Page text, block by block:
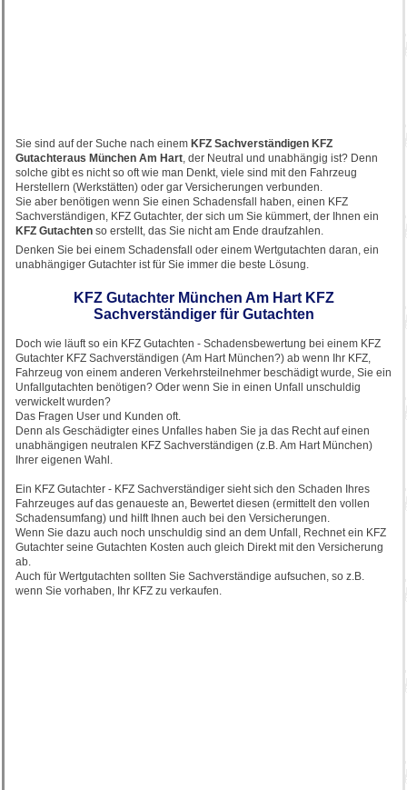
Sie sind auf der Suche nach einem KFZ Sachverständigen KFZ
Gutachteraus München Am Hart, der Neutral und unabhängig ist? Denn
solche gibt es nicht so oft wie man Denkt, viele sind mit den Fahrzeug
Herstellern (Werkstätten) oder gar Versicherungen verbunden.
Sie aber benötigen wenn Sie einen Schadensfall haben, einen KFZ
Sachverständigen, KFZ Gutachter, der sich um Sie kümmert, der Ihnen ein
KFZ Gutachten so erstellt, das Sie nicht am Ende draufzahlen.
Denken Sie bei einem Schadensfall oder einem Wertgutachten daran, ein
unabhängiger Gutachter ist für Sie immer die beste Lösung.
KFZ Gutachter München Am Hart KFZ
Sachverständiger für Gutachten
Doch wie läuft so ein KFZ Gutachten - Schadensbewertung bei einem KFZ
Gutachter KFZ Sachverständigen (Am Hart München?) ab wenn Ihr KFZ,
Fahrzeug von einem anderen Verkehrsteilnehmer beschädigt wurde, Sie ein
Unfallgutachten benötigen? Oder wenn Sie in einen Unfall unschuldig
verwickelt wurden?
Das Fragen User und Kunden oft.
Denn als Geschädigter eines Unfalles haben Sie ja das Recht auf einen
unabhängigen neutralen KFZ Sachverständigen (z.B. Am Hart München)
Ihrer eigenen Wahl.
Ein KFZ Gutachter - KFZ Sachverständiger sieht sich den Schaden Ihres
Fahrzeuges auf das genaueste an, Bewertet diesen (ermittelt den vollen
Schadensumfang) und hilft Ihnen auch bei den Versicherungen.
Wenn Sie dazu auch noch unschuldig sind an dem Unfall, Rechnet ein KFZ
Gutachter seine Gutachten Kosten auch gleich Direkt mit den Versicherung
ab.
Auch für Wertgutachten sollten Sie Sachverständige aufsuchen, so z.B.
wenn Sie vorhaben, Ihr KFZ zu verkaufen.